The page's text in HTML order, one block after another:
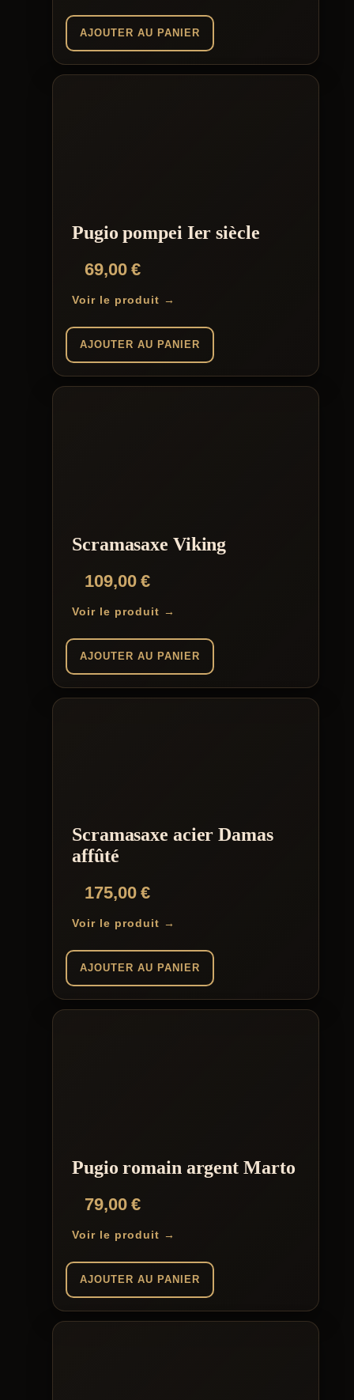
AJOUTER AU PANIER
Pugio pompei Ier siècle
69,00€
Voir le produit →
AJOUTER AU PANIER
Scramasaxe Viking
109,00€
Voir le produit →
AJOUTER AU PANIER
Scramasaxe acier Damas
affûté
175,00€
Voir le produit →
AJOUTER AU PANIER
Pugio romain argent Marto
79,00€
Voir le produit →
AJOUTER AU PANIER